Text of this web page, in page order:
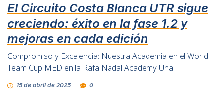
El Circuito Costa Blanca UTR sigue
creciendo: éxito en la fase 1.2 y
mejoras en cada edición
Compromiso y Excelencia: Nuestra Academia en el World
Team Cup MED en la Rafa Nadal Academy Una …
15 de abril de 2025 0